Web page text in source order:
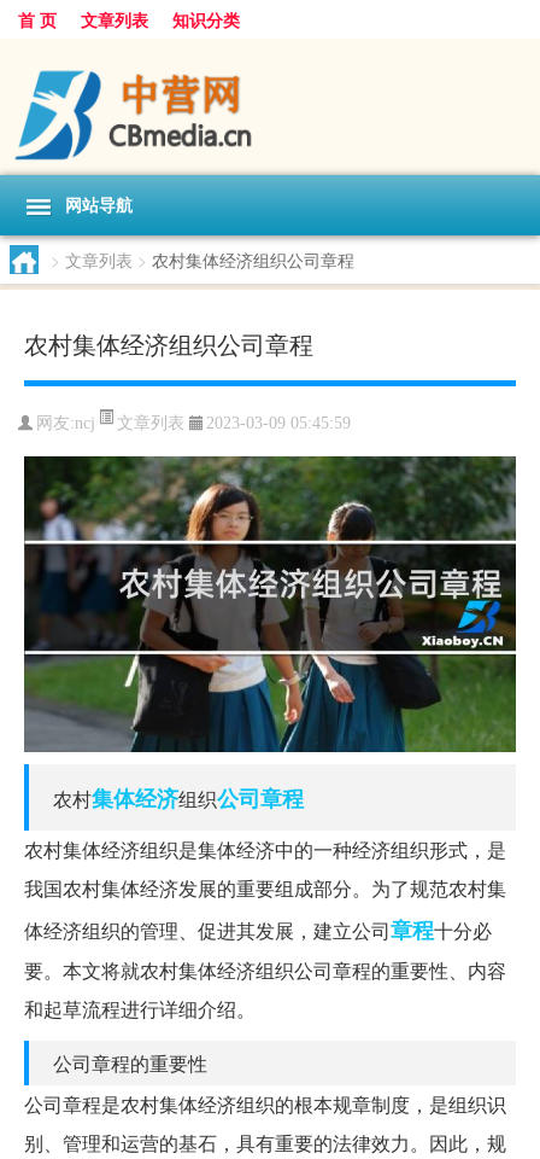
首 页 文章列表 知识分类
网站导航
> 文章列表 > 农村集体经济组织公司章程
农村集体经济组织公司章程
网友:ncj 文章列表 2023-03-09 05:45:59
农村集体经济组织公司章程
农村集体经济组织是集体经济中的一种经济组织形式，是
我国农村集体经济发展的重要组成部分。为了规范农村集
体经济组织的管理、促进其发展，建立公司章程十分必
要。本文将就农村集体经济组织公司章程的重要性、内容
和起草流程进行详细介绍。
公司章程的重要性
公司章程是农村集体经济组织的根本规章制度，是组织识
别、管理和运营的基石，具有重要的法律效力。因此，规